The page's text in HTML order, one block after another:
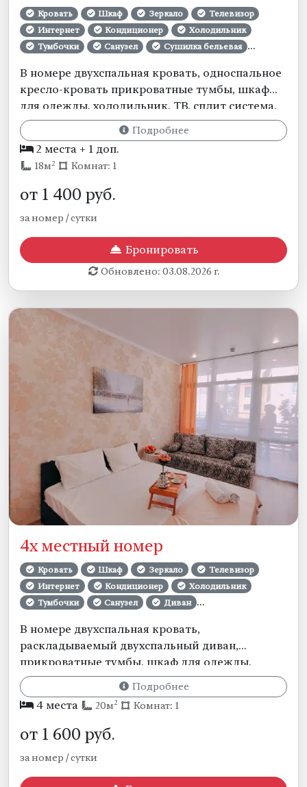
Кровать Шкаф Зеркало
Телевизор
Интернет
Кондиционер
Холодильник
Тумбочки
Санузел
Сушилка бельевая
Уборка номеров
Смена белья Кресла
В номере двухспальная кровать, односпальное
кресло-кровать прикроватные тумбы, шкаф
для одежды, холодильник, ТВ, сплит система.
Собственная ванная комната и санузел.
Подробнее
2 места + 1 доп.
18м2 Комнат: 1
от 1 400 руб.
за номер / сутки
Бронировать
Обновлено: 03.08.2026 г.
4х местный номер
Кровать Шкаф Зеркало
Телевизор
Интернет
Кондиционер
Холодильник
Тумбочки
Санузел
Диван
Постельное бельё
Уборка номеров
Смена белья
В номере двухспальная кровать,
раскладываемый двухспальный диван,
прикроватные тумбы, шкаф для одежды,
холодильник, ТВ, сплит система. Собственная
ванная комната и санузел.
Подробнее
4 места 20м2 Комнат: 1
от 1 600 руб.
за номер / сутки